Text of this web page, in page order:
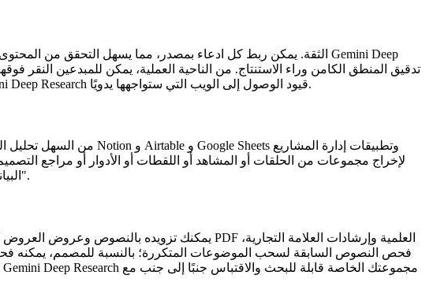
إذا تغير مصدر أو تم تحديد معدل له أو كان خلف جدار حماية، فقد تحتاج إلى التأكد من أن الأدلة لا تزال متاحة. سيعكس Gemini Deep Research قيود الوصول إلى الويب التي ستواجهها يدويًا.
"البيانات الجاهزة لخط الأنابيب" في تمريرة واحدة، مما يوفر ساعات من التنظيف اليدوي قبل التسليم إلى المحررين أو المصممين.